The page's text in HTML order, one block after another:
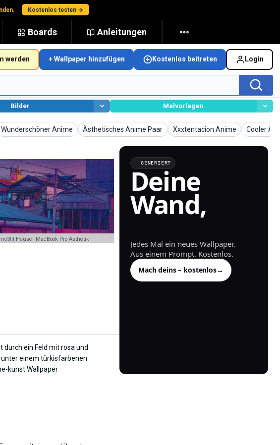
Kostenlos testen →
Boards Anleitungen
werden + Wallpaper hinzufügen Kostenlos beitreten Login
Bilder Malvorlagen
Wunderschöner Anime
Wallpaper Ästhetisches Anime Paar
Wallpaper Xxxtentacion Anime
Wallpaper Cooler
Wallpaper
Häuser MacBook Pro Ästhetik
GENERIERT
Deine
Wand,
generiert.
Jedes Mal ein neues Wallpaper.
Aus einem Prompt. Kostenlos.
Mach deins – kostenlos→